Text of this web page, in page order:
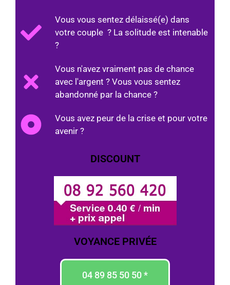
Vous vous sentez délaissé(e) dans
votre couple ? La solitude est intenable
?
Vous n'avez vraiment pas de chance
avec l'argent ? Vous vous sentez
abandonné par la chance ?
Vous avez peur de la crise et pour votre
avenir ?
DISCOUNT
VOYANCE PRIVÉE
04 89 85 50 50 *